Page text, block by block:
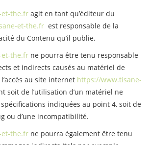
the.fr agit en tant qu’éditeur du
et-the.fr est responsable de la
du Contenu qu’il publie.
the.fr ne pourra être tenu responsable
et indirects causés au matériel de
au site internet https://www.tisane-
soit de l’utilisation d’un matériel ne
indiquées au point 4, soit de
ou d’une incompatibilité.
the.fr ne pourra également être tenu